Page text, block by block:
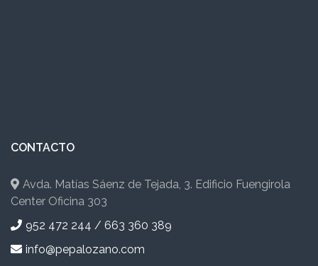
CONTACTO
Avda. Matías Sáenz de Tejada, 3. Edificio Fuengirola
Center Oficina 303
952 472 244 / 663 360 389
info@pepalozano.com